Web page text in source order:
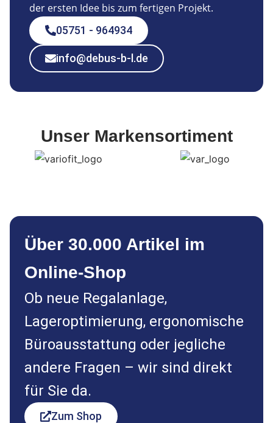
der ersten Idee bis zum fertigen Projekt.
05751 - 964934
info@debus-b-l.de
Unser Markensortiment
Über 30.000 Artikel im
Online-Shop
Ob neue Regalanlage,
Lageroptimierung, ergonomische
Büroausstattung oder jegliche
andere Fragen – wir sind direkt
für Sie da.
Zum Shop